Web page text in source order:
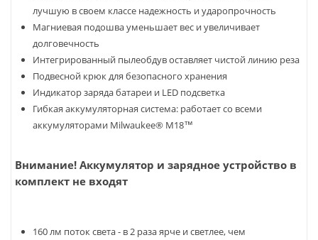
лучшую в своем классе надежность и ударопрочность
Магниевая подошва уменьшает вес и увеличивает
долговечность
Интегрированный пылеобдув оставляет чистой линию реза
Подвесной крюк для безопасного хранения
Индикатор заряда батареи и LED подсветка
Гибкая аккумуляторная система: работает со всеми
аккумуляторами Milwaukee® М18™
Внимание! Аккумулятор и зарядное устройство в
комплект не входят
160 лм поток света - в 2 раза ярче и светлее, чем